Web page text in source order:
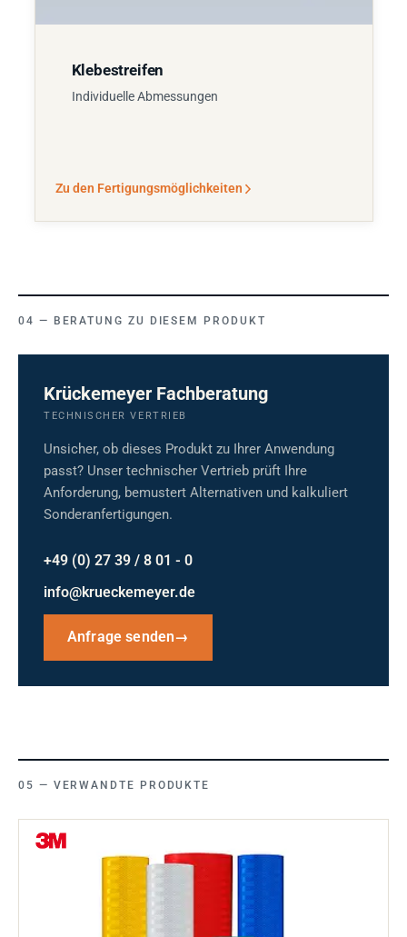
Klebestreifen
Individuelle Abmessungen
Zu den Fertigungsmöglichkeiten
BERATUNG ZU DIESEM PRODUKT
Krückemeyer Fachberatung
TECHNISCHER VERTRIEB
Unsicher, ob dieses Produkt zu Ihrer Anwendung
passt? Unser technischer Vertrieb prüft Ihre
Anforderung, bemustert Alternativen und kalkuliert
Sonderanfertigungen.
+49 (0) 27 39 / 8 01 - 0
info@krueckemeyer.de
Anfrage senden→
VERWANDTE PRODUKTE